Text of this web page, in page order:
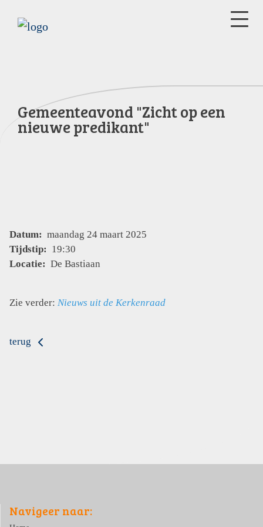
Gemeenteavond "Zicht op een
nieuwe predikant"
Datum: maandag 24 maart 2025
Tijdstip: 19:30
Locatie: De Bastiaan
Zie verder: Nieuws uit de Kerkenraad
terug
Navigeer naar: